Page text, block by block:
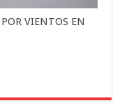
VIENTOS EN